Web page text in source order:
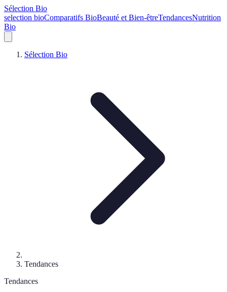
Sélection Bio
selection bioComparatifs BioBeauté et Bien-êtreTendancesNutrition
Bio
Sélection Bio
Tendances
Tendances